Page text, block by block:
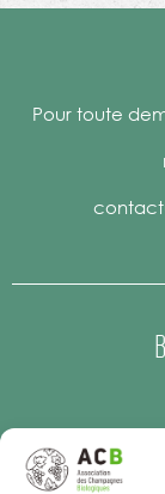
Pour toute